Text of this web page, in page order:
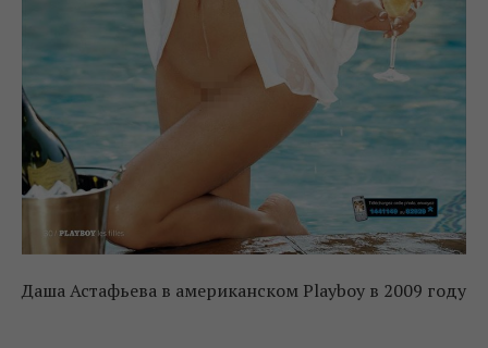
Даша Астафьева в американском Playboy в 2009 году